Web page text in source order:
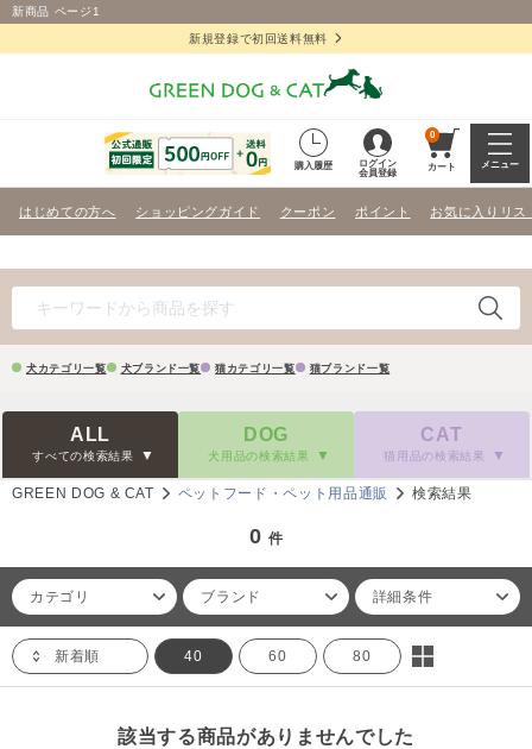
新商品 ページ1
新規登録で初回送料無料
購入履歴
ログイン
会員登録
0
カート メニュー
はじめての方へ ショッピングガイド クーポン ポイント お気に入りリス
犬カテゴリ一覧 犬ブランド一覧 猫カテゴリ一覧 猫ブランド一覧
ALL
すべての検索結果
DOG
犬用品の検索結果
CAT
猫用品の検索結果
GREEN DOG & CAT ペットフード・ペット用品通販 検索結果
0 件
カテゴリ ブランド 詳細条件
新着順 40 60 80
該当する商品がありませんでした